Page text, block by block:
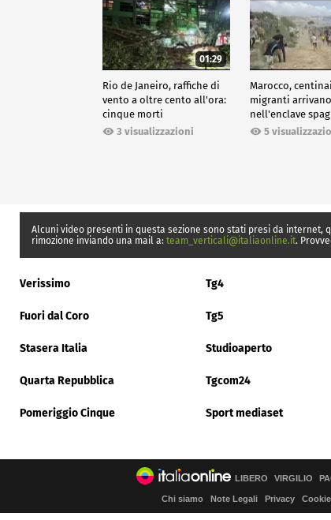
01:29
Rio de Janeiro, raffiche di
vento a oltre cento all'ora:
cinque morti
3 visualizzazioni
Marocco,
migranti arrivano
nell'enclave
Ceuta
5
Alcuni video presenti in questa sezione sono stati presi da
rimozione inviando una mail a: team_verticali@italiaonline.it.
Verissimo Tg4
Fuori dal Coro Tg5
Stasera Italia Studioaperto
Quarta Repubblica Tgcom24
Pomeriggio Cinque Sport mediaset
LIBERO VIRGILIO
Chi siamo Note Legali Privacy